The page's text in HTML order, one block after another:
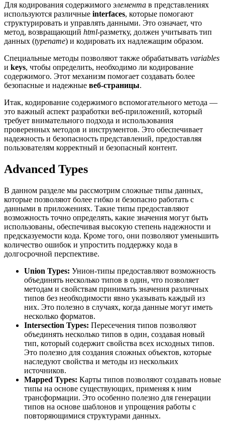
Для кодирования содержимого элемента в представлениях
используются различные interfaces, которые помогают
структурировать и управлять данными. Это означает, что
метод, возвращающий html-разметку, должен учитывать тип
данных (typename) и кодировать их надлежащим образом.
Специальные методы позволяют также обрабатывать variables
и keys, чтобы определить, необходимо ли кодирование
содержимого. Этот механизм помогает создавать более
безопасные и надежные веб-страницы.
Итак, кодирование содержимого вспомогательного метода —
это важный аспект разработки веб-приложений, который
требует внимательного подхода и использования
проверенных методов и инструментов. Это обеспечивает
надежность и безопасность представлений, предоставляя
пользователям корректный и безопасный контент.
Advanced Types
В данном разделе мы рассмотрим сложные типы данных,
которые позволяют более гибко и безопасно работать с
данными в приложениях. Такие типы предоставляют
возможность точно определять, какие значения могут быть
использованы, обеспечивая высокую степень надежности и
предсказуемости кода. Кроме того, они позволяют уменьшить
количество ошибок и упростить поддержку кода в
долгосрочной перспективе.
Union Types: Унион-типы предоставляют возможность
объединять несколько типов в один, что позволяет
методам и свойствам принимать значения различных
типов без необходимости явно указывать каждый из
них. Это полезно в случаях, когда данные могут иметь
несколько форматов.
Intersection Types: Пересечения типов позволяют
объединять несколько типов в один, создавая новый
тип, который содержит свойства всех исходных типов.
Это полезно для создания сложных объектов, которые
наследуют свойства и методы из нескольких
источников.
Mapped Types: Карты типов позволяют создавать новые
типы на основе существующих, применяя к ним
трансформации. Это особенно полезно для генерации
типов на основе шаблонов и упрощения работы с
повторяющимися структурами данных.